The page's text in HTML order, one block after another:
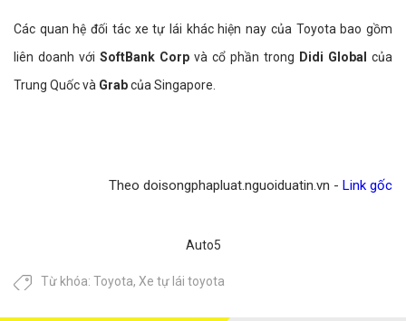
Các quan hệ đối tác xe tự lái khác hiện nay của Toyota bao gồm
liên doanh với SoftBank Corp và cổ phần trong Didi Global của
Trung Quốc và Grabcủa Singapore.
Theo doisongphapluat.nguoiduatin.vn - Link gốc
Auto5
Từ khóa: Toyota, Xe tự lái toyota